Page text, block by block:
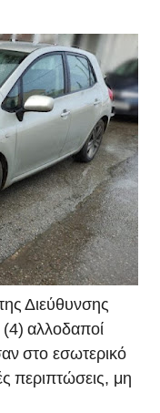
Διεύθυνσης
αλλοδαποί
στο εσωτερικό
περιπτώσεις, μη